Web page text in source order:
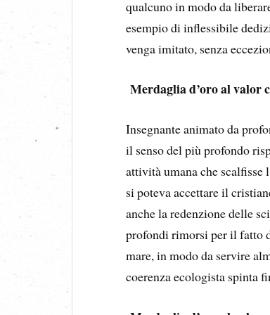
qualcuno in modo da
esempio di inflessibile
venga imitato, senza
Merdaglia d’oro al valor
Insegnante animato da
il senso del più profondo
attività umana che scalfisse
si poteva accettare il
anche la redenzione delle
profondi rimorsi per il fatto
mare, in modo da servire
coerenza ecologista spinta